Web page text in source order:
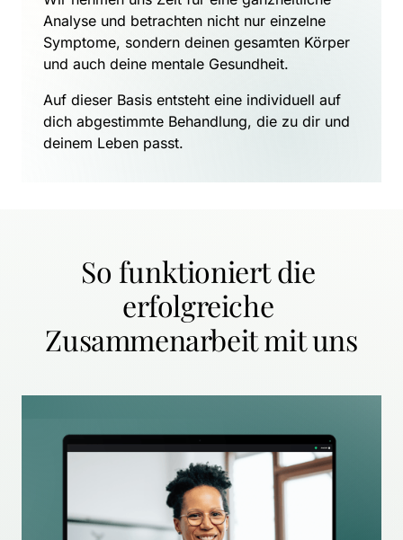
Analyse und betrachten nicht nur einzelne
Symptome, sondern deinen gesamten Körper
und auch deine mentale Gesundheit.
Auf dieser Basis entsteht eine individuell auf
dich abgestimmte Behandlung, die zu dir und
deinem Leben passt.
So funktioniert die
erfolgreiche
Zusammenarbeit mit uns